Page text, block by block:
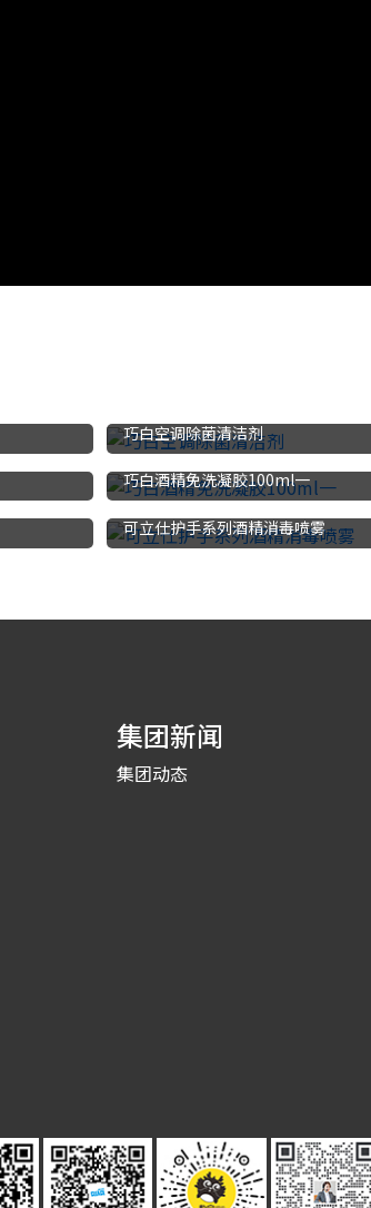
巧白空调除菌清洁剂
巧白酒精免洗凝胶100ml一
可立仕护手系列酒精消毒喷雾
集团新闻
集团动态